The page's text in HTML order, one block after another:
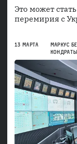
Это может
перемирия с
13 МАРТА МАРКУС